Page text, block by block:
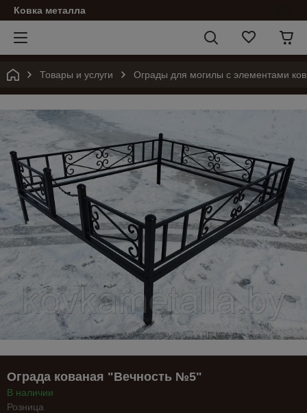
Ковка металла
Товары и услуги Ограды для могилы с элементами
Ограда кованая "Вечность №5"
В наличии
Розница